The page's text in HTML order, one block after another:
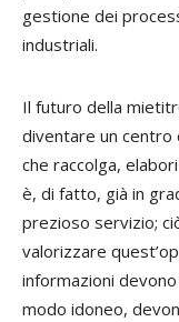
gestione dei
industriali.
Il futuro della
diventare un centro
che raccolga,
è, di fatto, già in
prezioso servizio;
valorizzare
informazioni
modo idoneo,